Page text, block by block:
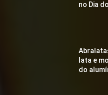
no Dia
lata e
do